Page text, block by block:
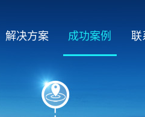
解决方案 成功案例 联